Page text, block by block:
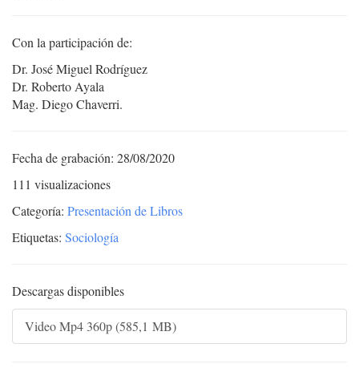
Con la participación de:
Dr. José Miguel Rodríguez
Dr. Roberto Ayala
Mag. Diego Chaverri.
Fecha de grabación: 28/08/2020
111 visualizaciones
Categoría: Presentación de Libros
Etiquetas: Sociología
Descargas disponibles
Video Mp4 360p (585,1 MB)